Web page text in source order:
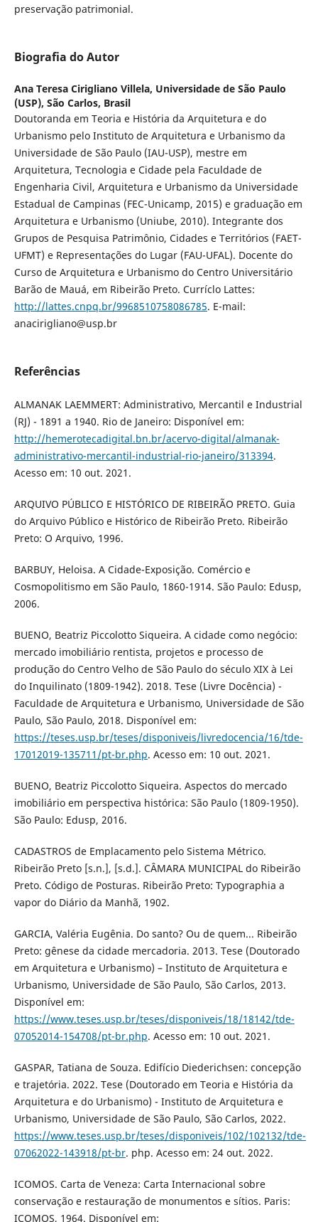
preservação patrimonial.
Biografia do Autor
Ana Teresa Cirigliano Villela, Universidade de São Paulo
(USP), São Carlos, Brasil
Doutoranda em Teoria e História da Arquitetura e do
Urbanismo pelo Instituto de Arquitetura e Urbanismo da
Universidade de São Paulo (IAU-USP), mestre em
Arquitetura, Tecnologia e Cidade pela Faculdade de
Engenharia Civil, Arquitetura e Urbanismo da Universidade
Estadual de Campinas (FEC-Unicamp, 2015) e graduação em
Arquitetura e Urbanismo (Uniube, 2010). Integrante dos
Grupos de Pesquisa Patrimônio, Cidades e Territórios (FAET-
UFMT) e Representações do Lugar (FAU-UFAL). Docente do
Curso de Arquitetura e Urbanismo do Centro Universitário
Barão de Mauá, em Ribeirão Preto. Curríclo Lattes:
http://lattes.cnpq.br/9968510758086785. E-mail:
anacirigliano@usp.br
Referências
ALMANAK LAEMMERT: Administrativo, Mercantil e Industrial
(RJ) - 1891 a 1940. Rio de Janeiro: Disponível em:
http://hemerotecadigital.bn.br/acervo-digital/almanak-
administrativo-mercantil-industrial-rio-janeiro/313394.
Acesso em: 10 out. 2021.
ARQUIVO PÚBLICO E HISTÓRICO DE RIBEIRÃO PRETO. Guia
do Arquivo Público e Histórico de Ribeirão Preto. Ribeirão
Preto: O Arquivo, 1996.
BARBUY, Heloisa. A Cidade-Exposição. Comércio e
Cosmopolitismo em São Paulo, 1860-1914. São Paulo: Edusp,
2006.
BUENO, Beatriz Piccolotto Siqueira. A cidade como negócio:
mercado imobiliário rentista, projetos e processo de
produção do Centro Velho de São Paulo do século XIX à Lei
do Inquilinato (1809-1942). 2018. Tese (Livre Docência) -
Faculdade de Arquitetura e Urbanismo, Universidade de São
Paulo, São Paulo, 2018. Disponível em:
https://teses.usp.br/teses/disponiveis/livredocencia/16/tde-
17012019-135711/pt-br.php. Acesso em: 10 out. 2021.
BUENO, Beatriz Piccolotto Siqueira. Aspectos do mercado
imobiliário em perspectiva histórica: São Paulo (1809-1950).
São Paulo: Edusp, 2016.
CADASTROS de Emplacamento pelo Sistema Métrico.
Ribeirão Preto [s.n.], [s.d.]. CÂMARA MUNICIPAL do Ribeirão
Preto. Código de Posturas. Ribeirão Preto: Typographia a
vapor do Diário da Manhã, 1902.
GARCIA, Valéria Eugênia. Do santo? Ou de quem... Ribeirão
Preto: gênese da cidade mercadoria. 2013. Tese (Doutorado
em Arquitetura e Urbanismo) – Instituto de Arquitetura e
Urbanismo, Universidade de São Paulo, São Carlos, 2013.
Disponível em:
https://www.teses.usp.br/teses/disponiveis/18/18142/tde-
07052014-154708/pt-br.php. Acesso em: 10 out. 2021.
GASPAR, Tatiana de Souza. Edifício Diederichsen: concepção
e trajetória. 2022. Tese (Doutorado em Teoria e História da
Arquitetura e do Urbanismo) - Instituto de Arquitetura e
Urbanismo, Universidade de São Paulo, São Carlos, 2022.
https://www.teses.usp.br/teses/disponiveis/102/102132/tde-
07062022-143918/pt-br. php. Acesso em: 24 out. 2022.
ICOMOS. Carta de Veneza: Carta Internacional sobre
conservação e restauração de monumentos e sítios. Paris:
ICOMOS, 1964. Disponível em: